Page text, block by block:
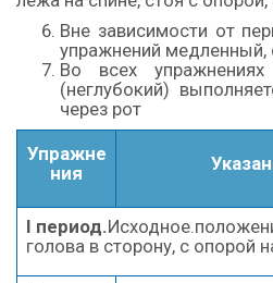
Вне зависимости от
упражнений медленный,
Во всех
(неглубокий)
через рот
Упражне
ния
I период.
голова в сторону, с опорой